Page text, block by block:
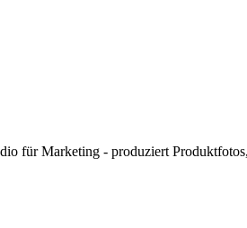
für Marketing - produziert